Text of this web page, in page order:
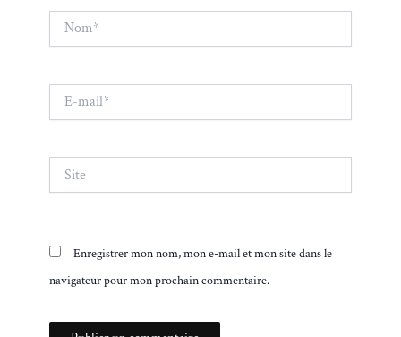
Nom*
mail*
Enregistrer mon nom, mon e-mail et mon site dans le
navigateur pour mon prochain commentaire.